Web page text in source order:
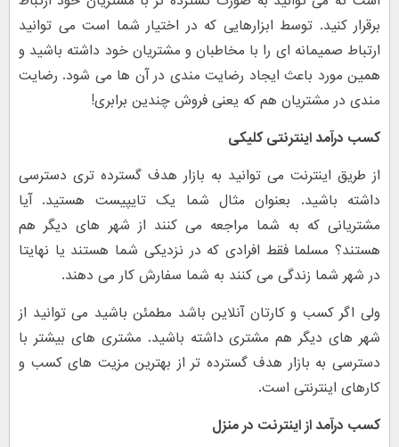
برقرار کنید. توسط ابزارهایی که در اختیار شما است می توانید
ارتباط صمیمانه ای را با مخاطبان و مشتریان خود داشته باشید و
همین مورد باعث ایجاد رضایت مندی در آن ها می شود. رضایت
مندی در مشتریان هم که یعنی فروش چندین برابری!
کسب درآمد اینترنتی کلیکی
از طریق اینترنت می توانید به بازار هدف گسترده تری دسترسی
داشته باشید. بعنوان مثال شما یک تایپیست هستید. آیا
مشتریانی که به شما مراجعه می کنند از شهر های دیگر هم
هستند؟ مسلما فقط افرادی که در نزدیکی شما هستند یا نهایتا
در شهر شما زندگی می کنند به شما سفارش کار می دهند.
ولی اگر کسب و کارتان آنلاین باشد مطمئن باشید می توانید از
شهر های دیگر هم مشتری داشته باشید. مشتری های بیشتر با
دسترسی به بازار هدف گسترده تر از بهترین مزیت های کسب و
کارهای اینترنتی است.
کسب درآمد از اینترنت در منزل